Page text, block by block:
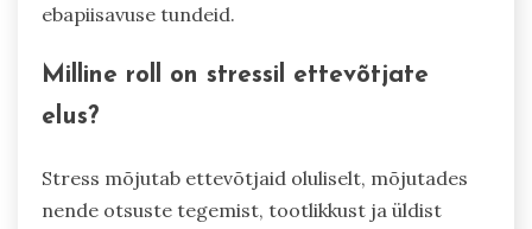
ebapiisavuse tundeid.
Milline roll on stressil ettevõtjate
elus?
Stress mõjutab ettevõtjaid oluliselt, mõjutades
nende otsuste tegemist, tootlikkust ja üldist